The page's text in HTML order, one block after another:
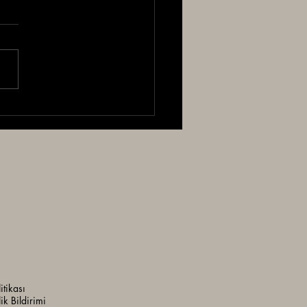
Bildirimi